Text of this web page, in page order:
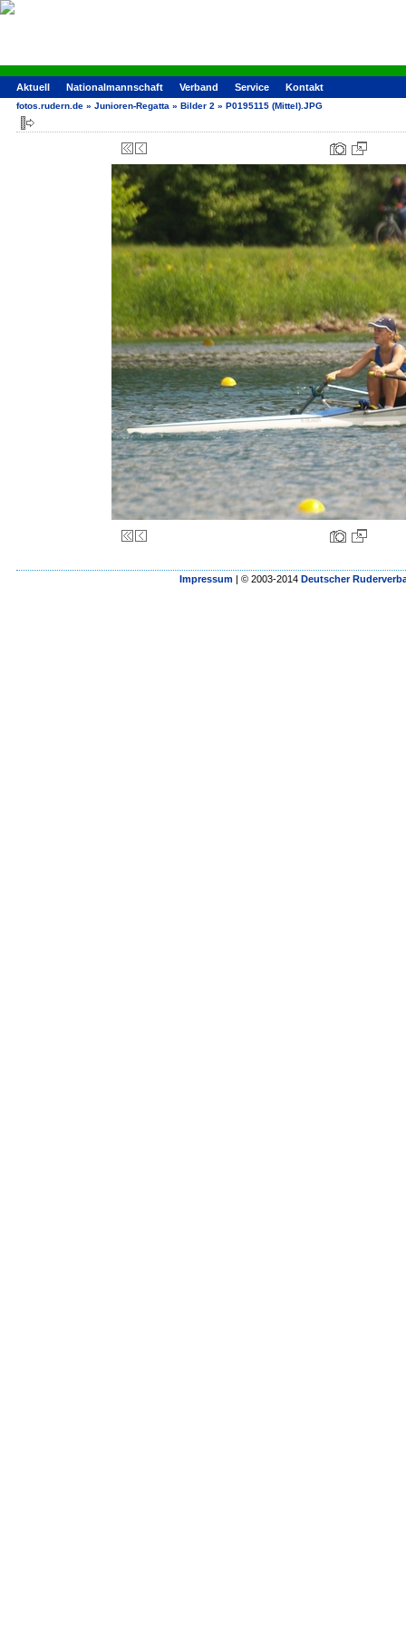
Aktuell Nationalmannschaft Verband Service Kontakt
fotos.rudern.de » Junioren-Regatta » Bilder 2 » P0195115 (Mittel).JPG
Impressum | © 2003-2014 Deutscher